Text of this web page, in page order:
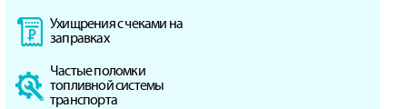
Ухищрения с чеками на
заправках
Частые поломки
топливной системы
транспорта